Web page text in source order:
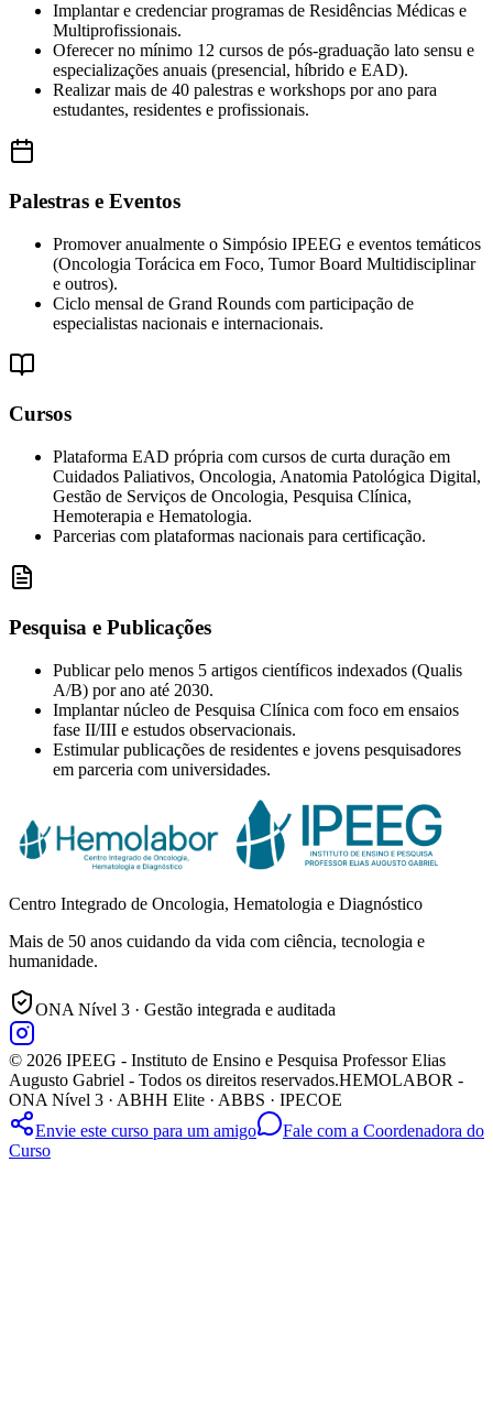
Implantar e credenciar programas de Residências Médicas e
Multiprofissionais.
Oferecer no mínimo 12 cursos de pós-graduação lato sensu e
especializações anuais (presencial, híbrido e EAD).
Realizar mais de 40 palestras e workshops por ano para
estudantes, residentes e profissionais.
Palestras e Eventos
Promover anualmente o Simpósio IPEEG e eventos temáticos
(Oncologia Torácica em Foco, Tumor Board Multidisciplinar
e outros).
Ciclo mensal de Grand Rounds com participação de
especialistas nacionais e internacionais.
Cursos
Plataforma EAD própria com cursos de curta duração em
Cuidados Paliativos, Oncologia, Anatomia Patológica Digital,
Gestão de Serviços de Oncologia, Pesquisa Clínica,
Hemoterapia e Hematologia.
Parcerias com plataformas nacionais para certificação.
Pesquisa e Publicações
Publicar pelo menos 5 artigos científicos indexados (Qualis
A/B) por ano até 2030.
Implantar núcleo de Pesquisa Clínica com foco em ensaios
fase II/III e estudos observacionais.
Estimular publicações de residentes e jovens pesquisadores
em parceria com universidades.
Centro Integrado de Oncologia, Hematologia e Diagnóstico
Mais de 50 anos cuidando da vida com ciência, tecnologia e
humanidade.
ONA Nível 3 · Gestão integrada e auditada
© 2026 IPEEG - Instituto de Ensino e Pesquisa Professor Elias
Augusto Gabriel - Todos os direitos reservados.HEMOLABOR -
ONA Nível 3 · ABHH Elite · ABBS · IPECOE
Envie este curso para um amigo
Fale com a Coordenadora do
Curso